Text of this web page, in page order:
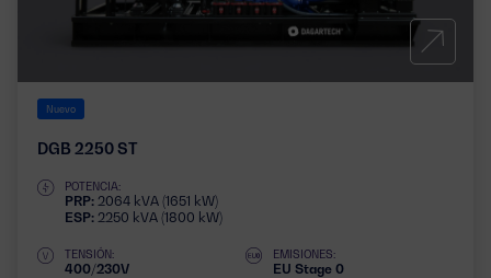
Nuevo
DGB 2250 ST
POTENCIA:
PRP: 2064 kVA (1651 kW)
ESP: 2250 kVA (1800 kW)
TENSIÓN:
400/230V
EMISIONES:
EU Stage 0